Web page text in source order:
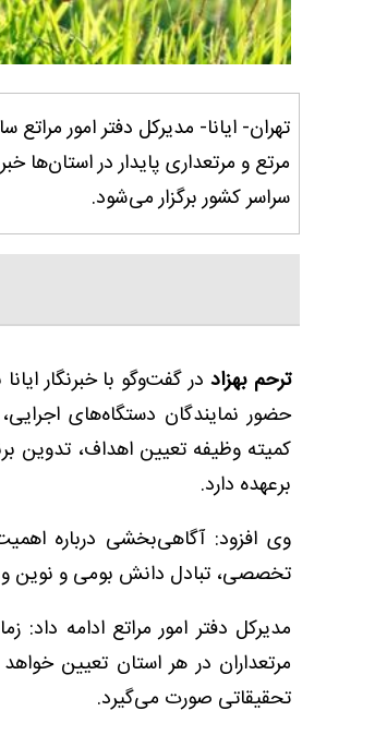
تهران- ایانا- مدیرکل دفتر امور
سراسر کشور برگزار می‌شود.
ترحم بهزاددر گفت‌وگو با خبرنگار
حضور نمایندگان دستگاه‌های
کمیته وظیفه تعیین اهداف، تدوین
برعهده دارد.
وی افزود: آگاهی‌بخشی درباره
تخصصی، تبادل دانش بومی و نوین و
مدیرکل دفتر امور مراتع ادامه
مرتعداران در هر استان تعیین
تحقیقاتی صورت می‌گیرد.